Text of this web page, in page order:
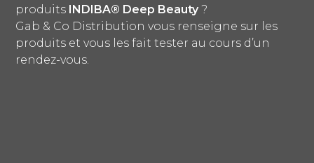
produits INDIBA® Deep Beauty ?
Gab & Co Distribution vous renseigne sur les
produits et vous les fait tester au cours d’un
rendez-vous.